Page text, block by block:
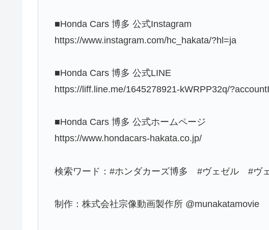
■Honda Cars 博多 公式Instagram
https://www.instagram.com/hc_hakata/?hl=ja
■Honda Cars 博多 公式LINE
https://liff.line.me/1645278921-kWRPP32q/
■Honda Cars 博多 公式ホームページ
https://www.hondacars-hakata.co.jp/
検索ワード：#ホンダカーズ博多 #ヴェゼル #ヴ
制作：株式会社宗像動画製作所 @munakatamovie